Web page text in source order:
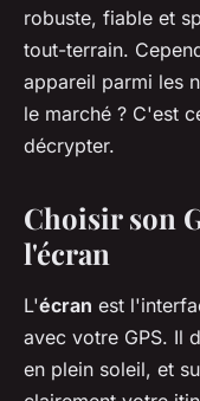
robuste, fiable et
tout-terrain.
appareil parmi les
le marché ? C'est
décrypter.
Choisir son
l'écran
L'écran est
avec votre GPS. Il
en plein soleil, et